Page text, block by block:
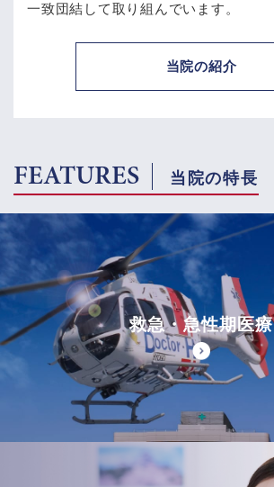
一致団結して取り組んでいます。
当院の紹介
FEATURES 当院の特長
救急・急性期医療